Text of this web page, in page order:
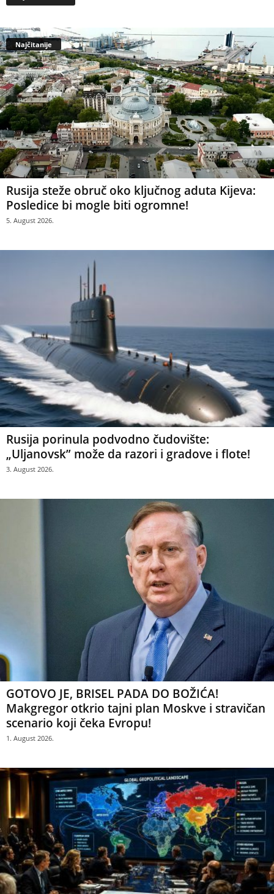
Najčitanije
Rusija steže obruč oko ključnog aduta Kijeva:
Posledice bi mogle biti ogromne!
5. August 2026.
Rusija porinula podvodno čudovište:
„Uljanovsk” može da razori i gradove i flote!
3. August 2026.
GOTOVO JE, BRISEL PADA DO BOŽIĆA!
Makgregor otkrio tajni plan Moskve i stravičan
scenario koji čeka Evropu!
1. August 2026.